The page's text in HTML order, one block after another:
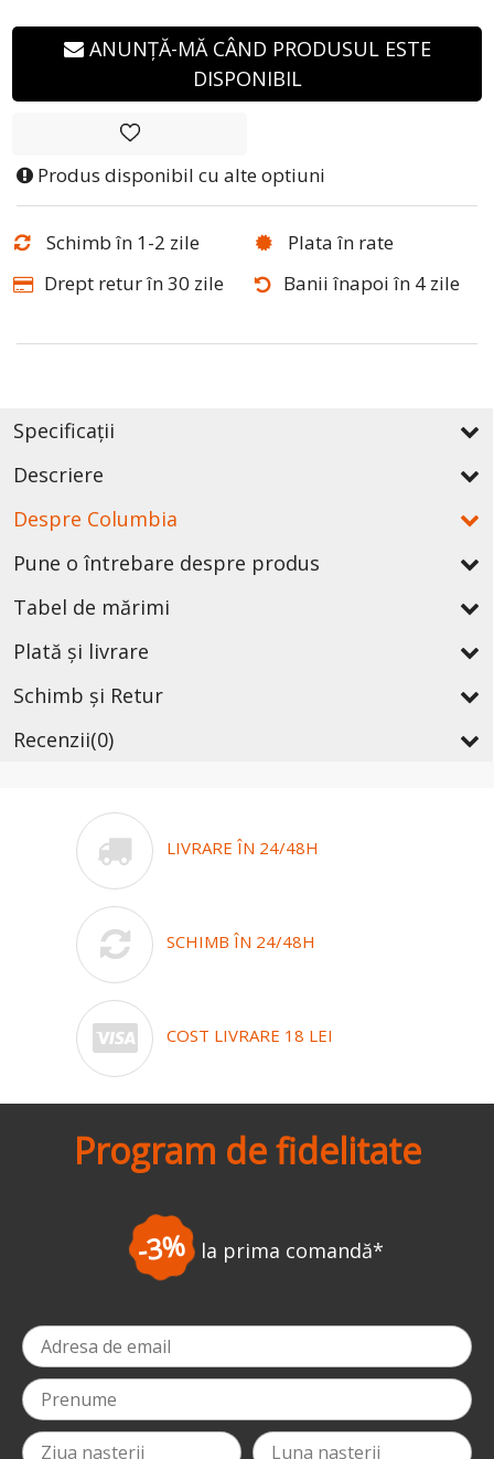
ANUNȚĂ-MĂ CÂND PRODUSUL ESTE
DISPONIBIL
Produs disponibil cu alte optiuni
Schimb în 1-2 zile
Plata în rate
Drept retur în 30 zile
Banii înapoi în 4 zile
Specificații
Descriere
Despre Columbia
Pune o întrebare despre produs
Tabel de mărimi
Plată și livrare
Schimb și Retur
Recenzii(0)
LIVRARE ÎN 24/48H
SCHIMB ÎN 24/48H
COST LIVRARE 18 LEI
Program de fidelitate
-3% la prima comandă*